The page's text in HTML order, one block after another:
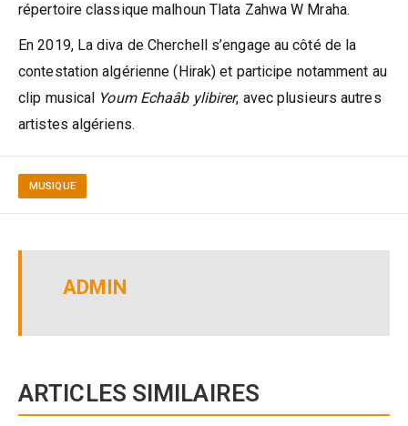
répertoire classique malhoun Tlata Zahwa W Mraha.
En 2019, La diva de Cherchell s’engage au côté de la
contestation algérienne (Hirak) et participe notamment au
clip musical Youm Echaâb ylibirer, avec plusieurs autres
artistes algériens.
MUSIQUE
ADMIN
ARTICLES SIMILAIRES